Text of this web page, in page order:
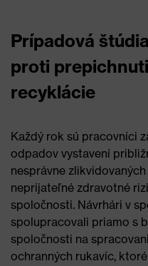
Prípadová
proti
recyklácie
Každý rok sú pracovníci
odpadov vystavení
nesprávne
neprijateľné zdravotné
spoločnosti. Návrhári v
spolupracovali priamo s
spoločnosti na
ochranných rukavíc,